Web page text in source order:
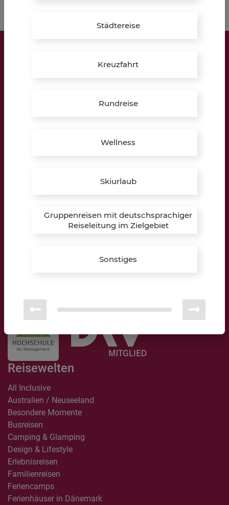
Termine auch außerhalb der Öffnungszeiten möglich!
+49 (0) 2864 9597489
Reisewelten
All Inclusive
Australien / Neuseeland
Besondere Momente
Busreisen
Camping & Glamping
Design & Lifestyle
Erlebnisreisen
Familienreisen
Feriencamps
Ferienhäuser in Dänemark
Städtereise
Kreuzfahrt
Rundreise
Wellness
Skiurlaub
Gruppenreisen mit deutschsprachiger
Reiseleitung im Zielgebiet
Sonstiges